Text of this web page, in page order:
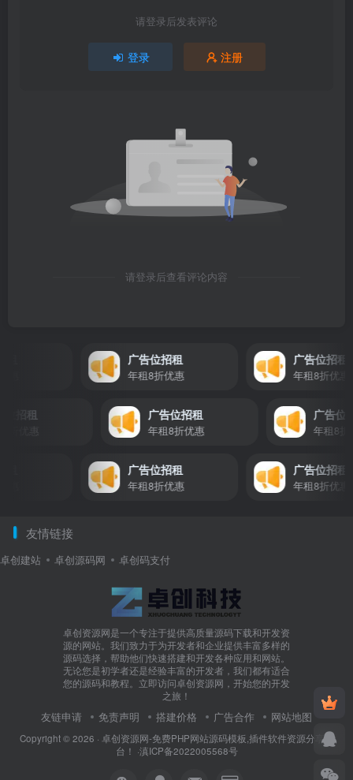
请登录后发表评论
登录 注册
请登录后查看评论内容
广告位招租
年租8折优惠
广告位招租
年租8折优惠
告位招租 广告位招租
年租8折优惠
广告
年租
广告位招租
年租8折优惠
广告位招租
年租8折优惠
友情链接
卓创建站 卓创源码网 卓创码支付
卓创资源网是一个专注于提供高质量源码下载和开发资
源的网站。我们致力于为开发者和企业提供丰富多样的
源码选择，帮助他们快速搭建和开发各种应用和网站。
无论您是初学者还是经验丰富的开发者，我们都有适合
您的源码和教程。立即访问卓创资源网，开始您的开发
之旅！
友链申请 免责声明 搭建价格 广告合作 网站地图
Copyright © 2026 · 卓创资源网-免费PHP网站源码模板,插件软件资源分享平
台！ ·滇ICP备2022005568号